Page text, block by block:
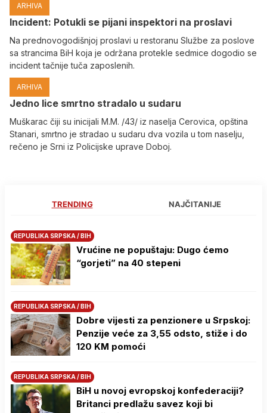
ARHIVA
Incident: Potukli se pijani inspektori na proslavi
Na prednovogodišnjoj proslavi u restoranu Službe za poslove
sa strancima BiH koja je održana protekle sedmice dogodio se
incident tačnije tuča zaposlenih.
ARHIVA
Јedno lice smrtno stradalo u sudaru
Muškarac čiji su inicijali M.M. /43/ iz naselja Cerovica, opština
Stanari, smrtno je stradao u sudaru dva vozila u tom naselju,
rečeno je Srni iz Policijske uprave Doboj.
TRENDING NAJČITANIJE
REPUBLIKA SRPSKA / BIH
Vrućine ne popuštaju: Dugo ćemo
“gorjeti” na 40 stepeni
REPUBLIKA SRPSKA / BIH
Dobre vijesti za penzionere u Srpskoj:
Penzije veće za 3,55 odsto, stiže i do
120 KM pomoći
REPUBLIKA SRPSKA / BIH
BiH u novoj evropskoj konfederaciji?
Britanci predlažu savez koji bi